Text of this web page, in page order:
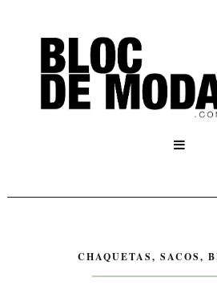

CHAQUETAS, SACOS,